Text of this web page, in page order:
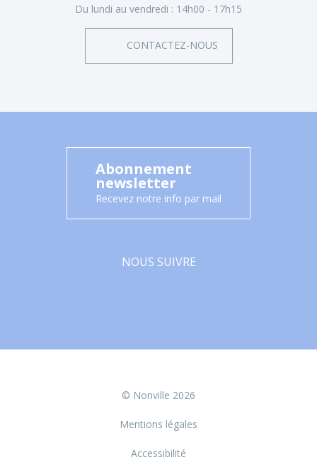
Du lundi au vendredi : 14h00 - 17h15
CONTACTEZ-NOUS
Abonnement
newsletter
Recevez notre info par mail
NOUS SUIVRE
© Nonville 2026
Mentions légales
Accessibilité